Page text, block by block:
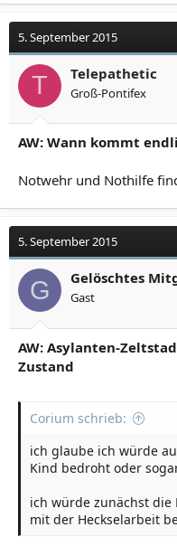
5. September 2015
T Telepathetic
Groß-Pontifex
AW: Wann kommt
Notwehr und Nothilfe
5. September 2015
G Gelöschtes
Gast
AW: Asylanten-
Zustand
Corium schrieb:
ich glaube ich würde
Kind bedroht oder
ich würde zunächst die
mit der Heckselarbeit